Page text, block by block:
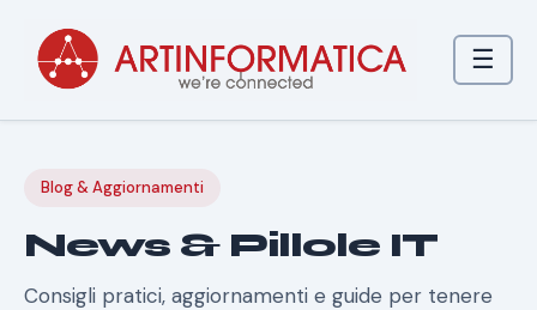
☰
Blog & Aggiornamenti
News & Pillole IT
Consigli pratici, aggiornamenti e guide per tenere